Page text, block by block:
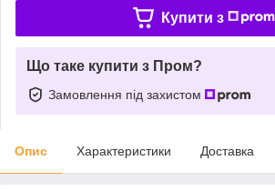
Купити з
Що таке купити з Пром?
Замовлення під захистом
Опис Характеристики Доставка